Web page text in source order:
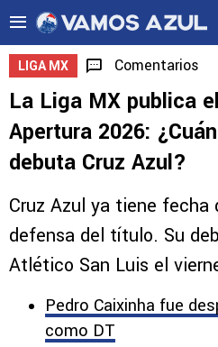
LIGA MX Comentarios
La Liga MX publica
Apertura 2026:
debuta Cruz Azul?
Cruz Azul ya tiene fecha
defensa del título. Su
Atlético San Luis el
Pedro Caixinha fue
como DT